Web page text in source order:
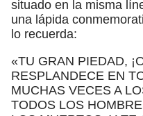
situado en la misma
una lápida
lo recuerda:
«TU GRAN PIEDAD,
RESPLANDECE EN
MUCHAS VECES A
TODOS LOS